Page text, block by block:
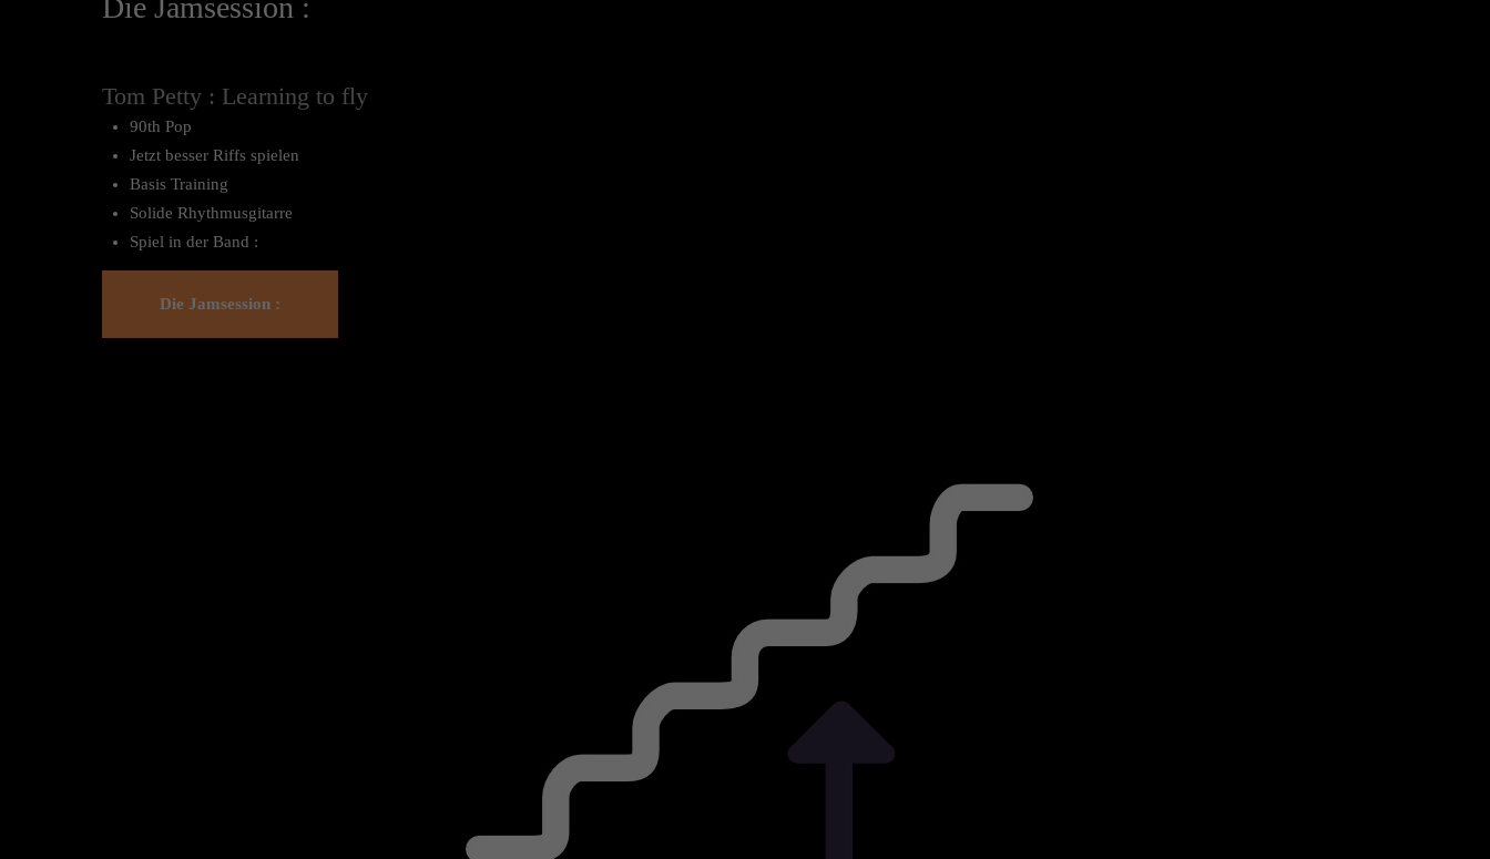
Die Jamsession :
Tom Petty : Learning to fly
90th Pop
Jetzt besser Riffs spielen
Basis Training
Solide Rhythmusgitarre
Spiel in der Band :
Die Jamsession :